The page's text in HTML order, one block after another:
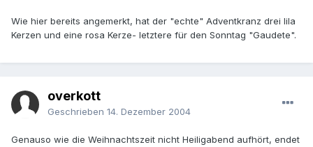
Wie hier bereits angemerkt, hat der "echte" Adventkranz drei lila
Kerzen und eine rosa Kerze- letztere für den Sonntag "Gaudete".
overkott
Geschrieben 14. Dezember 2004
Genauso wie die Weihnachtszeit nicht Heiligabend aufhört, endet